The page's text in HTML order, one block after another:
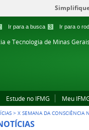
Ir para a busca 3 Ir para o
e Tecnologia de Minas Gerais
Estude no IFMG Meu
>X SEMANA DA CONSCIÊNCIA